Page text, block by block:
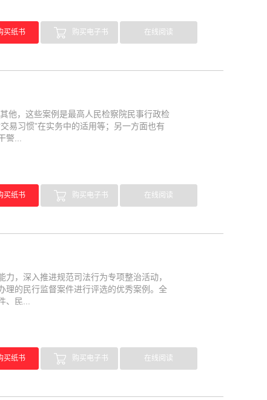
买纸书 购买电子书 在线阅读
他，这些案例是最高人民检察院民事行政检
易习惯”在实务中的适用等；另一方面也有
...
买纸书 购买电子书 在线阅读
，深入推进规范司法行为专项整治活动，
理的民行监督案件进行评选的优秀案例。全
民...
买纸书 购买电子书 在线阅读